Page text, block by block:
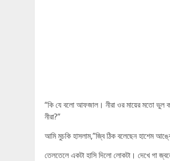
“কি যে বলো আফজাল। নীরা ওর মায়ের মতো ভুল
নীরা?”
আমি মুচকি হাসলাম,”জ্বি ঠিক বলেছেন হাশেম
তেলতেলে একটা হাসি দিলো লোকটা। দেখে গা